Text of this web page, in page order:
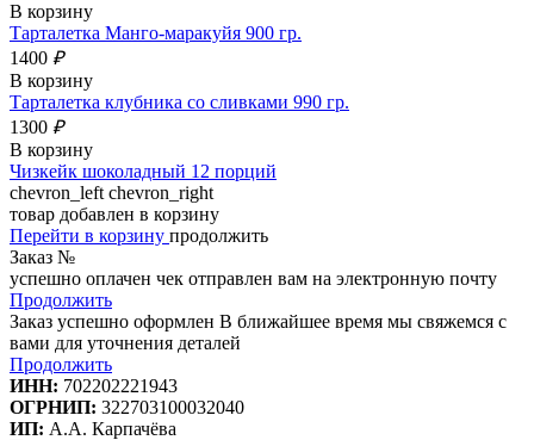
В корзину
Тарталетка Манго-маракуйя 900 гр.
1400 ₽
В корзину
Тарталетка клубника со сливками 990 гр.
1300 ₽
В корзину
Чизкейк шоколадный 12 порций
chevron_left chevron_right
товар добавлен в корзину
Перейти в корзину продолжить
Заказ №
успешно оплачен чек отправлен вам на электронную почту
Продолжить
Заказ успешно оформлен В ближайшее время мы свяжемся с
вами для уточнения деталей
Продолжить
ИНН: 702202221943
ОГРНИП: 322703100032040
ИП: А.А. Карпачёва